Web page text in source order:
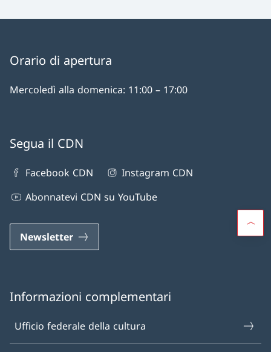
Orario di apertura
Mercoledì alla domenica: 11:00 – 17:00
Segua il CDN
Facebook CDN
Instagram CDN
Abonnatevi CDN su YouTube
Newsletter
Informazioni complementari
Ufficio federale della cultura